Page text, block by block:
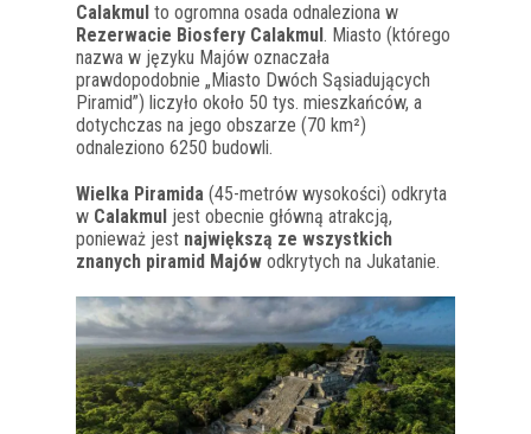
Calakmul to ogromna osada odnaleziona w
Rezerwacie Biosfery Calakmul . Miasto (którego
nazwa w języku Majów oznaczała
prawdopodobnie „Miasto Dwóch Sąsiadujących
Piramid”) liczyło około 50 tys. mieszkańców, a
dotychczas na jego obszarze (70 km²)
odnaleziono 6250 budowli.
Wielka Piramida (45-metrów wysokości) odkryta
w Calakmul jest obecnie główną atrakcją,
ponieważ jest największą ze wszystkich
znanych piramid Majów odkrytych na Jukatanie.